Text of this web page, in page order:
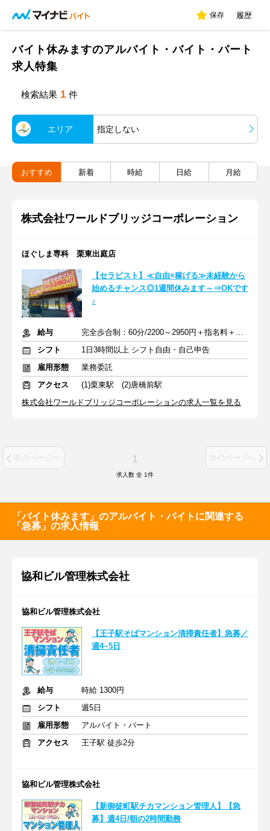
保存 履歴
バイト休みますのアルバイト・バイト・パート
求人特集
検索結果 1 件
エリア 指定しない
おすすめ 新着 時給 日給 月給
株式会社ワールドブリッジコーポレーション
ほぐしま専科 栗東出庭店
【セラピスト】≪自由×稼げる≫未経験から
始めるチャンス◎1週間休みます～⇒OKです
♪
給与
完全歩合制：60分/2200～2950円＋指名料＋インセンティブ
シフト
1日3時間以上 シフト自由・自己申告
雇用形態
業務委託
アクセス
(1)栗東駅 (2)唐橋前駅
株式会社ワールドブリッジコーポレーションの求人一覧を見る
前のページへ 1 次のページへ
求人数 全 1件
「バイト休みます」のアルバイト・バイトに関連する
「急募」の求人情報
協和ビル管理株式会社
協和ビル管理株式会社
【王子駅そばマンション清掃責任者】急募／
週4~5日
給与
時給 1300円
シフト
週5日
雇用形態
アルバイト・パート
アクセス
王子駅 徒歩2分
協和ビル管理株式会社
【新御徒町駅チカマンション管理人】【急
募】週4日/朝の2時間勤務